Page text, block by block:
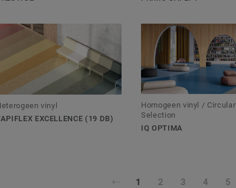
vinyl
EXCELLENCE (19 DB)
Homogeen vinyl / Circular
Selection
IQ OPTIMA
1 2 3 4 5